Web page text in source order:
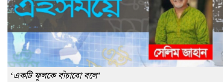
‘একটি ফুলকে বাঁচাবো বলে’